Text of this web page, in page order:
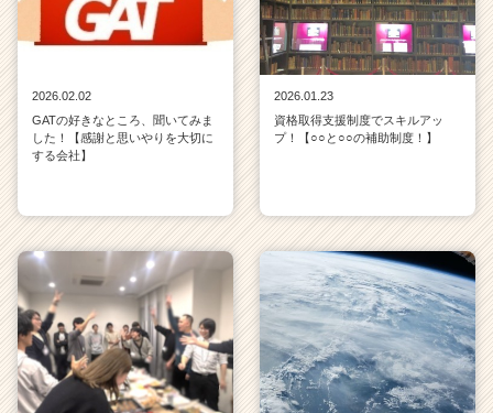
2026.02.02
GATの好きなところ、聞いてみま
した！【感謝と思いやりを大切に
する会社】
2026.01.23
資格取得支援制度でスキルアッ
プ！【○○と○○の補助制度！】